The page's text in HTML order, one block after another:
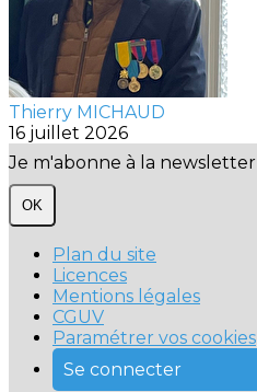
Thierry MICHAUD
16 juillet 2026
Je m'abonne à la newsletter
OK
Plan du site
Licences
Mentions légales
CGUV
Paramétrer vos cookies
Se connecter